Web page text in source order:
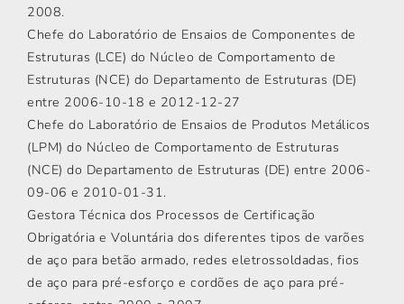
2008.
Chefe do Laboratório de Ensaios de Componentes de
Estruturas (LCE) do Núcleo de Comportamento de
Estruturas (NCE) do Departamento de Estruturas (DE)
entre 2006-10-18 e 2012-12-27
Chefe do Laboratório de Ensaios de Produtos Metálicos
(LPM) do Núcleo de Comportamento de Estruturas
(NCE) do Departamento de Estruturas (DE) entre 2006-
09-06 e 2010-01-31.
Gestora Técnica dos Processos de Certificação
Obrigatória e Voluntária dos diferentes tipos de varões
de aço para betão armado, redes eletrossoldadas, fios
de aço para pré-esforço e cordões de aço para pré-